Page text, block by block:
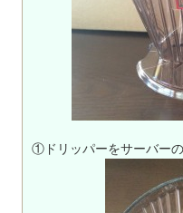
①ドリッパーをサーバーの